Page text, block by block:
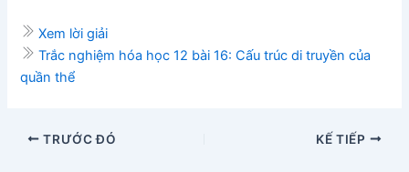
Xem lời giải
Trắc nghiệm hóa học 12 bài 16: Cấu trúc di truyền của
quần thể
TRƯỚC ĐÓ KẾ TIẾP